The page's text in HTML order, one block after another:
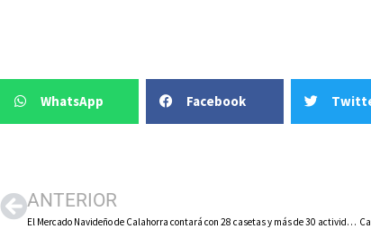
WhatsApp Facebook
ANTERIOR
El Mercado Navideño de Calahorra contará con 28 casetas y más de 30 actividades para todas las edades del 28 al 30 de diciembre